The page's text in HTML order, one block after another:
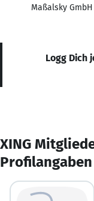
Maßalsky GmbH
Logg Dich
XING
Profilangaben